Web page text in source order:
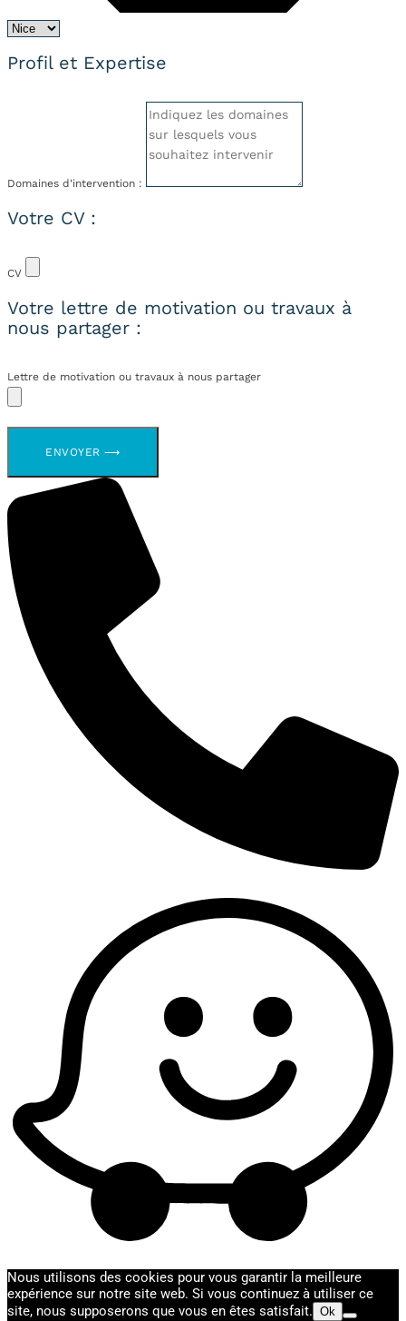
Profil et Expertise
Domaines d'intervention :
Votre CV :
CV
Votre lettre de motivation ou travaux à
nous partager :
Lettre de motivation ou travaux à nous partager
ENVOYER ⟶
Nous utilisons des cookies pour vous garantir la meilleure
expérience sur notre site web. Si vous continuez à utiliser ce
site, nous supposerons que vous en êtes satisfait. Ok